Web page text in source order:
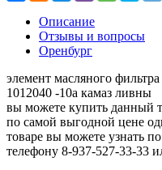
Описание
Отзывы и вопросы
Оренбург
элемент масляного
1012040 -10а камаз ливны
вы можете купить данный
по самой выгодной цене
товаре вы можете узнать
телефону 8-937-527-33-33